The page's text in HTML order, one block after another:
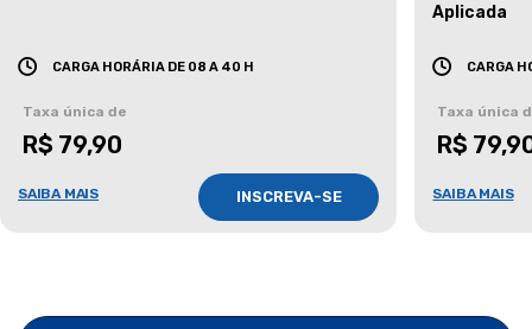
CARGA HORÁRIA DE 08 A 40 H
Taxa única de
R$ 79,90
SAIBA MAIS INSCREVA-SE
Aplicada
CARGA
Taxa única
R$
SAIBA MAIS